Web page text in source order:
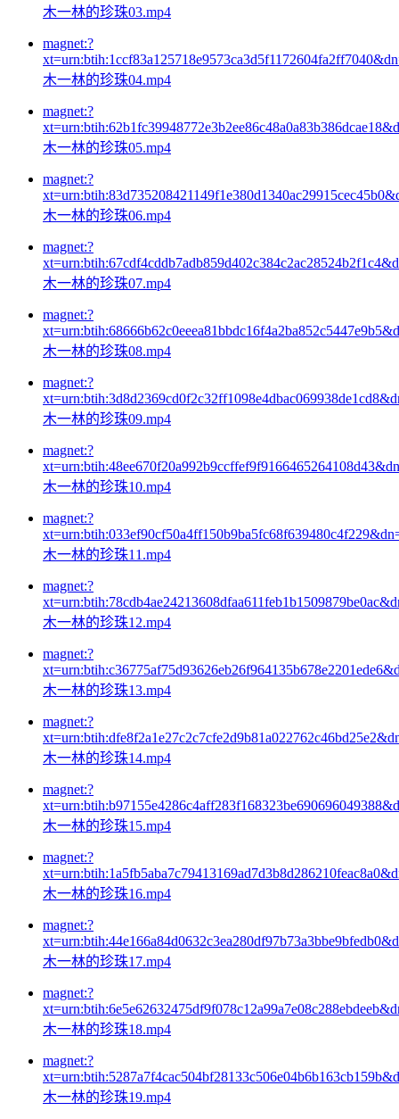
木一林的珍珠03.mp4
magnet:?
木一林的珍珠04.mp4
magnet:?
木一林的珍珠05.mp4
magnet:?
木一林的珍珠06.mp4
magnet:?
木一林的珍珠07.mp4
magnet:?
木一林的珍珠08.mp4
magnet:?
木一林的珍珠09.mp4
magnet:?
木一林的珍珠10.mp4
magnet:?
木一林的珍珠11.mp4
magnet:?
木一林的珍珠12.mp4
magnet:?
木一林的珍珠13.mp4
magnet:?
木一林的珍珠14.mp4
magnet:?
木一林的珍珠15.mp4
magnet:?
木一林的珍珠16.mp4
magnet:?
木一林的珍珠17.mp4
magnet:?
木一林的珍珠18.mp4
magnet:?
木一林的珍珠19.mp4